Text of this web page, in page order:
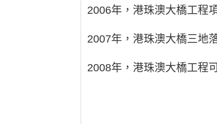
2006年，港珠澳大橋工程
2007年，港珠澳大橋三地
2008年，港珠澳大橋工程